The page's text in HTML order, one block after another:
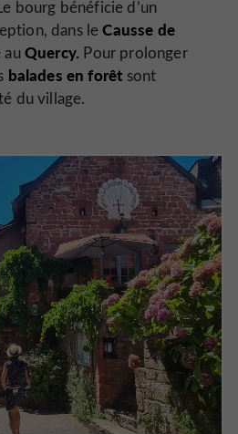
bourg bénéficie d’un
dans leCausse de
auQuercy. Pour prolonger
balades en forêt sont
du village.